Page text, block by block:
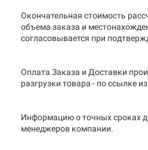
Окончательная стоимость
объема заказа и
согласовывается при
Оплата Заказа и Доставки
разгрузки товара - по ссылке
Информацию о точных сроках
менеджеров компании.